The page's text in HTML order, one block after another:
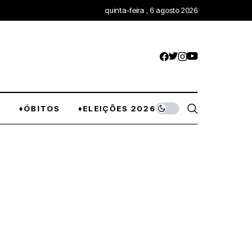
quinta-feira , 6 agosto 2026
♦ÓBITOS ♦ELEIÇÕES 2026